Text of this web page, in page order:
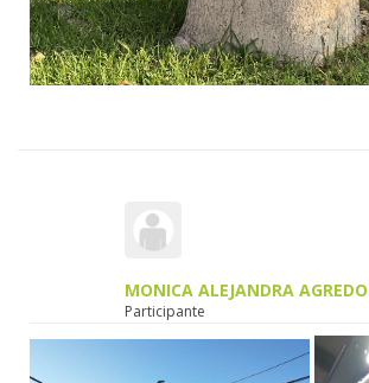
MONICA ALEJANDRA
Participante